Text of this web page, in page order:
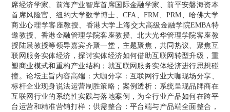
席经济学家、前海产业智库首席国际金融学家、前平安磐海资本
首席风险官、纽约大学数学博士、CFA、FRM、PRM、哈佛大学
商业心理学客座教授、香港大学上海交大高级金融学院EMBA特
邀教授、香港金融管理学院客座教授、北大光华管理学院客座教
授陆晨教授等领导嘉宾齐聚一堂，主题聚焦，共同热议、聚焦互
联网服务实体经济，探讨实体经济如何借助互联网转型升级，重
塑商业模式和重构产业结构；就互联网服务实体经济进行思想碰
撞。论坛主旨内容高端：大咖分享：互联网行业大咖现场分享、
标杆企业现身说法运营制胜策略；案例透析：系统呈现品牌商在
互联网行业的系统性实践与落地案例，为全行业产品如何在跨平
台运营和精准营销打样；供需整合：平台端与产品端全面整合，